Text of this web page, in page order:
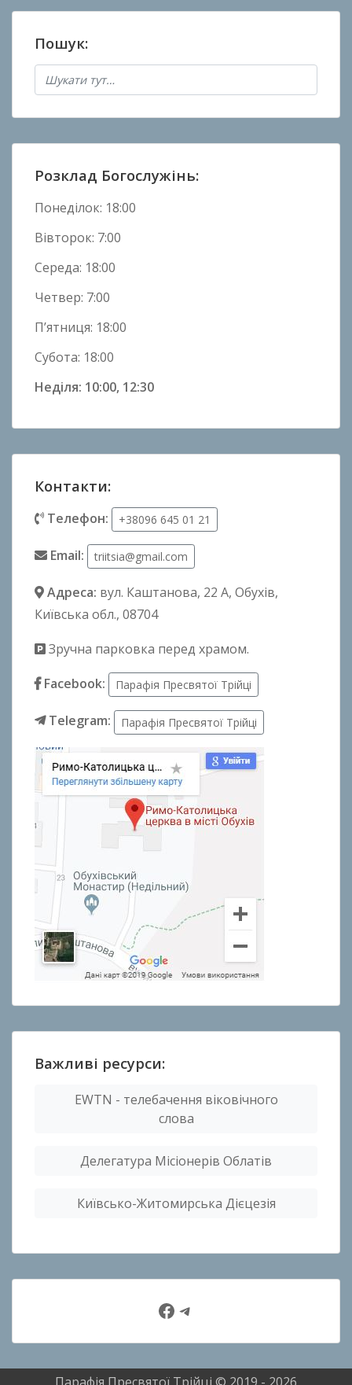
в
н
о
в
н
и
Пошук:
Розклад Богослужінь:
Понеділок: 18:00
Вівторок: 7:00
Середа: 18:00
Четвер: 7:00
П’ятниця: 18:00
Субота: 18:00
Неділя: 10:00, 12:30
Контакти:
Телефон: +38096 645 01 21
Email: triitsia@gmail.com
Адреса: вул. Каштанова, 22 А, Обухів,
Київська обл., 08704
Зручна парковка перед храмом.
Facebook:
Парафія Пресвятої Трійці
Telegram: Парафія Пресвятої Трійці
Важливі ресурси:
EWTN - телебачення віковічного
слова
Делегатура Місіонерів Облатів
Київсько-Житомирська Дієцезія
Facebook
Telegram